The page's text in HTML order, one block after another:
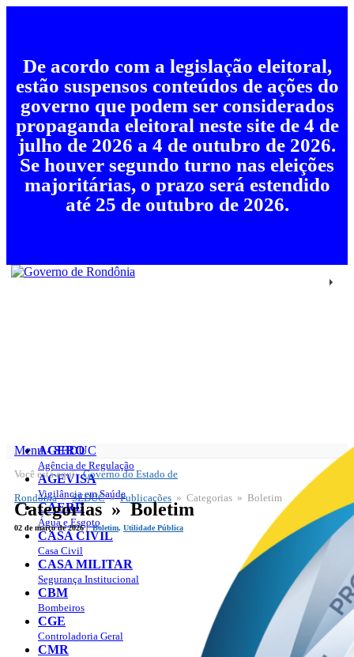
De acordo com a legislação eleitoral,
estão suspensos conteúdos de ações do
governo que podem ser considerados
propaganda eleitoral neste site de 4 de
julho de 2026 a 4 de outubro de 2026.
Se houver segundo turno nas eleições
majoritárias, o prazo será estendido
até 25 de outubro de 2026.
AGERO
Agência de Regulação
AGEVISA
Vigilância em Saúde
CAERD
Água e Esgoto
CASA CIVIL
Casa Civil
CASA MILITAR
Segurança Institucional
CBM
Bombeiros
CGE
Controladoria Geral
CMR
Menu - SEDUC
SEDUC
Publicações
Você está aqui:Governo do Estado de
Rondônia»SEDUC»Publicações » Categorias » Boletim
Categorias » Boletim
02 de março de 2026 |Boletim, Utilidade Pública